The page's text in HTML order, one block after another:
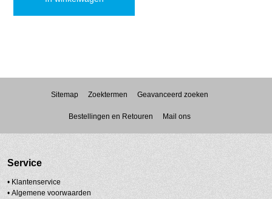
Sitemap Zoektermen Geavanceerd zoeken
Bestellingen en Retouren Mail ons
Service
• Klantenservice
• Algemene voorwaarden